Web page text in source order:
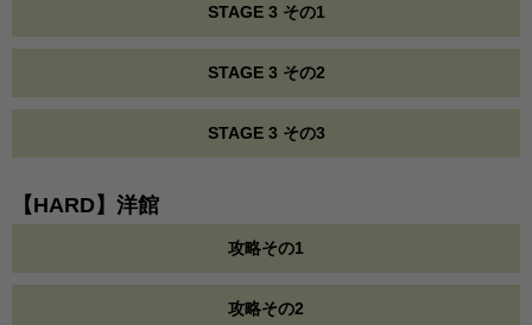
STAGE 3 その1
STAGE 3 その2
STAGE 3 その3
【HARD】洋館
攻略その1
攻略その2